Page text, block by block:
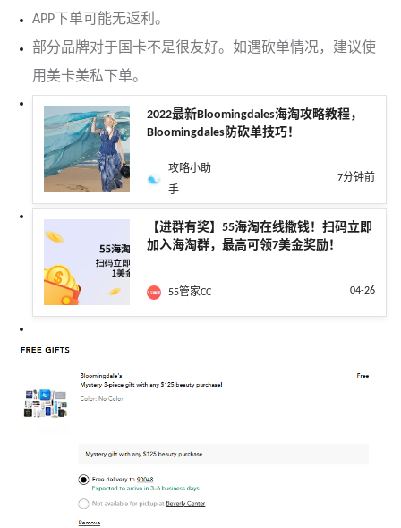
APP下单可能无返利。
部分品牌对于国卡不是很友好。如遇砍单情况，建议使
用美卡美私下单。
2022最新Bloomingdales海淘攻略教程，
Bloomingdales防砍单技巧！
攻略小助
手
7分钟前
【进群有奖】55海淘在线撒钱！扫码立即
加入海淘群，最高可领7美金奖励！
55管家CC 04-26